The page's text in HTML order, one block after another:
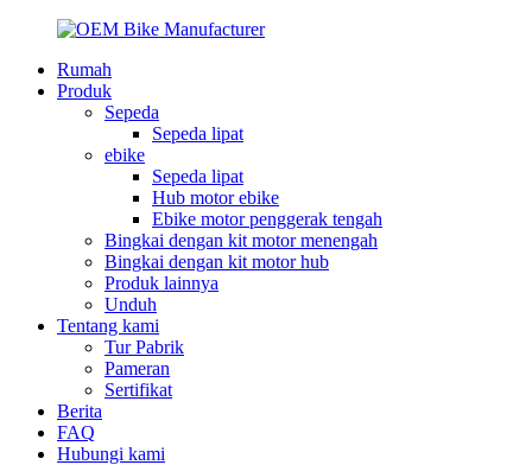
Rumah
Produk
Sepeda
Sepeda lipat
ebike
Sepeda lipat
Hub motor ebike
Ebike motor penggerak tengah
Bingkai dengan kit motor menengah
Bingkai dengan kit motor hub
Produk lainnya
Unduh
Tentang kami
Tur Pabrik
Pameran
Sertifikat
Berita
FAQ
Hubungi kami